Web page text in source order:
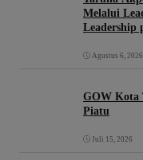
Melalui
Leadership
Agustus 6, 2026
GOW Kota
Piatu
Juli 15, 2026